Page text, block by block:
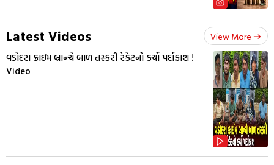
Latest Videos View More
વડોદરા ક્રાઇમ બ્રાન્ચે બાળ તસ્કરી રેકેટનો કર્યો પર્દાફાશ !
Video